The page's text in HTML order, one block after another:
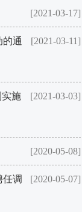
[2021-03-17]
[2021-03-11]
的通
[2021-03-03]
实施
[2020-05-08]
[2020-05-07]
任调